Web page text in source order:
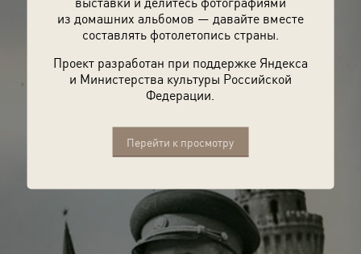
из домашних альбомов — давайте вместе
составлять фотолетопись страны.
Проект разработан при поддержке Яндекса
и Министерства культуры Российской
Федерации.
Перейти к просмотру